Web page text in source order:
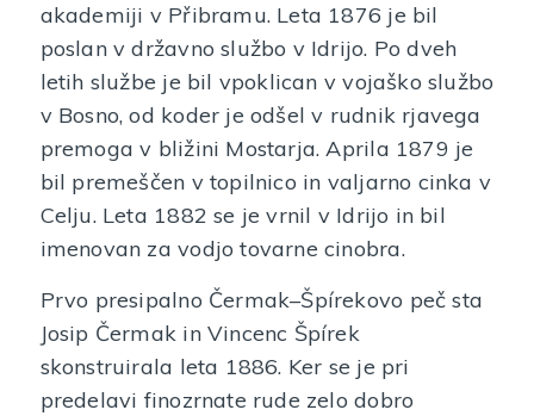
akademiji v Přibramu. Leta 1876 je bil
poslan v državno službo v Idrijo. Po dveh
letih službe je bil vpoklican v vojaško službo
v Bosno, od koder je odšel v rudnik rjavega
premoga v bližini Mostarja. Aprila 1879 je
bil premeščen v topilnico in valjarno cinka v
Celju. Leta 1882 se je vrnil v Idrijo in bil
imenovan za vodjo tovarne cinobra.
Prvo presipalno Čermak–Špírekovo peč sta
Josip Čermak in Vincenc Špírek
skonstruirala leta 1886. Ker se je pri
predelavi finozrnate rude zelo dobro